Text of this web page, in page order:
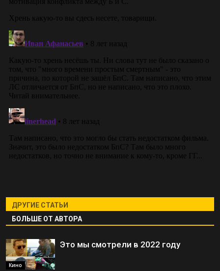
ДРУГИЕ СТАТЬИ
БОЛЬШЕ ОТ АВТОРА
Кино
Это мы смотрели в 2022 году